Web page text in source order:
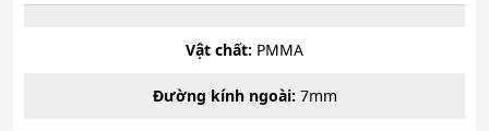
Vật chất: PMMA
Đường kính ngoài: 7mm